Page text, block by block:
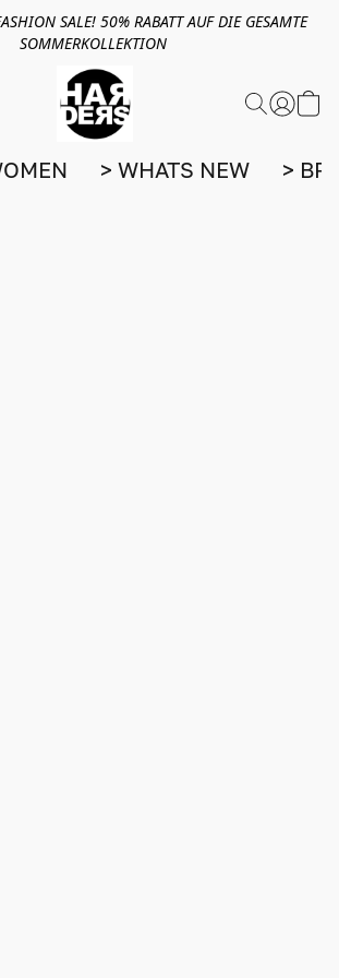
SALE! 50% RABATT AUF DIE GESAMTE
SOMMERKOLLEKTION
> WHATS NEW >